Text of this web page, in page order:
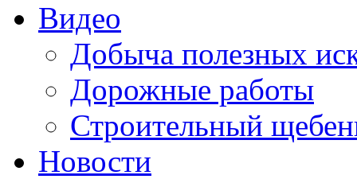
Видео
Добыча полезных
Дорожные работы
Строительный
Новости